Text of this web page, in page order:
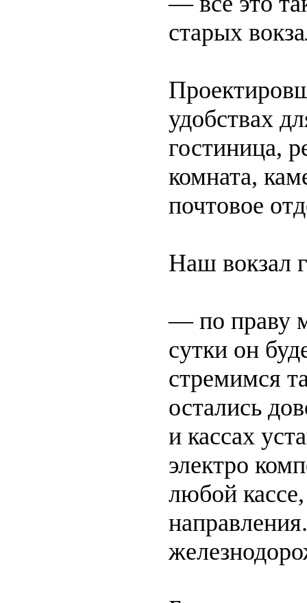
старых
удобствах
гостиница,
комната,
почтовое
Наш вокзал
— по праву
сутки он
стремимся
остались
и кассах
электро
любой